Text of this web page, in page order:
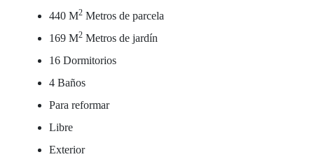
440 M2 Metros de parcela
169 M2 Metros de jardín
16 Dormitorios
4 Baños
Para reformar
Libre
Exterior